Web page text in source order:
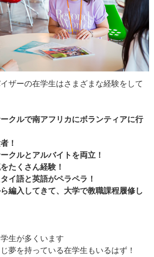
ザーの在学生はさまざまな経験をして
ークルで南アフリカにボランティアに行
！
クルとアルバイトを両立！
たくさん経験！
イ語と英語がペラペラ！
編入してきて、大学で教職課程履修し
生が多くいます
夢を持っている在学生もいるはず！